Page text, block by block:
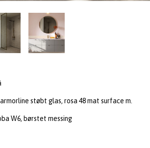
støbt glas, rosa 48 mat surface m.
W6, børstet messing